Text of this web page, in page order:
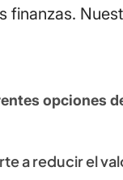
finanzas.
opciones
a reducir el